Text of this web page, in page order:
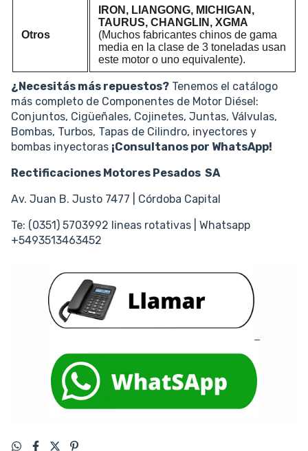
Otros
IRON, LIANGONG, MICHIGAN,
TAURUS, CHANGLIN, XGMA
(Muchos fabricantes chinos de gama
media en la clase de 3 toneladas usan
este motor o uno equivalente).
¿Necesitás más repuestos? Tenemos el catálogo
más completo de Componentes de Motor Diésel:
Conjuntos, Cigüeñales, Cojinetes, Juntas, Válvulas,
Bombas, Turbos, Tapas de Cilindro, inyectores y
bombas inyectoras ¡Consultanos por WhatsApp!
Rectificaciones Motores Pesados SA
Av. Juan B. Justo 7477 | Córdoba Capital
Te: (0351) 5703992 lineas rotativas | Whatsapp
+5493513463452